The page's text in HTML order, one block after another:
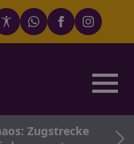
Zugstrecke